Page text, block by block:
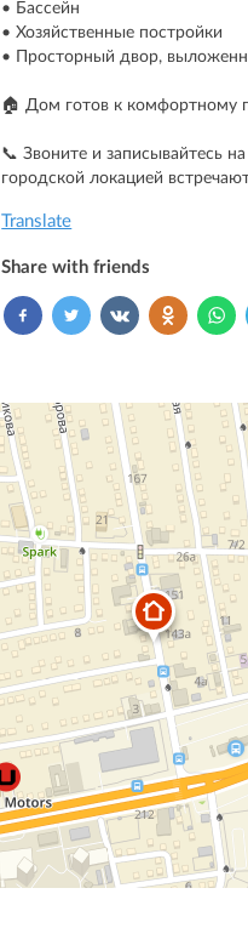
• Бассейн
• Хозяйственные постройки
• Просторный двор,
🏠 Дом готов к комфортному
📞 Звоните и записывайтесь
городской локацией
Translate
Share with friends